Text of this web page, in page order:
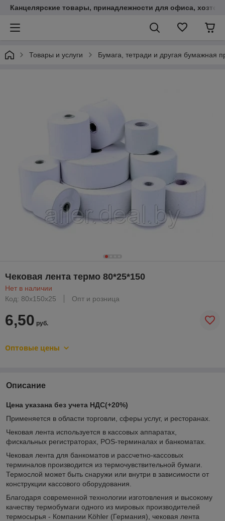
Канцелярские товары, принадлежности для офиса,
Товары и услуги Бумага, тетради и другая бумажная
Чековая лента термо 80*25*150
Нет в наличии
Код: 80х150х25
Опт и розница
6,50 руб.
Оптовые цены
Описание
Цена указана без учета НДС(+20%)
Применяется в области торговли, сферы услуг, и ресторанах.
Чековая лента используется в кассовых аппаратах,
фискальных регистраторах, РОS-терминалах и банкоматах.
Чековая лента для банкоматов и рассчетно-кассовых
терминалов производится из термочувствительной бумаги.
Термослой может быть снаружи или внутри в зависимости от
конструкции кассового оборудования.
Благодаря современной технологии изготовления и высокому
качеству термобумаги одного из мировых производителей
термосырья - Компании Köhler (Германия), чековая лента